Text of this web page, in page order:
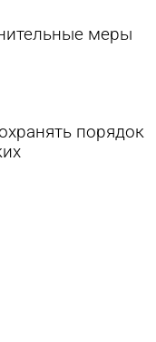
меры
порядок